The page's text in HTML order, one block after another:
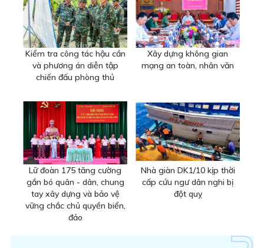
Kiểm tra công tác hậu cần
và phương án diễn tập
chiến đấu phòng thủ
Xây dựng không gian
mạng an toàn, nhân văn
Lữ đoàn 175 tăng cường
gắn bó quân - dân, chung
tay xây dựng và bảo vệ
vững chắc chủ quyền biển,
đảo
Nhà giàn DK1/10 kịp thời
cấp cứu ngư dân nghi bị
đột quỵ